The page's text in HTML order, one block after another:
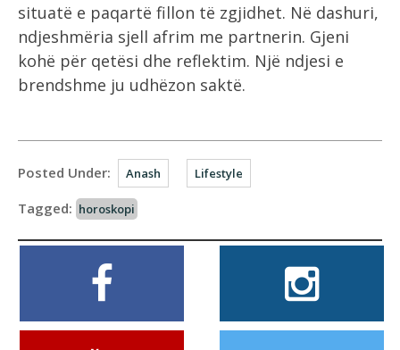
situatë e paqartë fillon të zgjidhet. Në dashuri,
ndjeshmëria sjell afrim me partnerin. Gjeni
kohë për qetësi dhe reflektim. Një ndjesi e
brendshme ju udhëzon saktë.
Posted Under: Anash Lifestyle
Tagged: horoskopi